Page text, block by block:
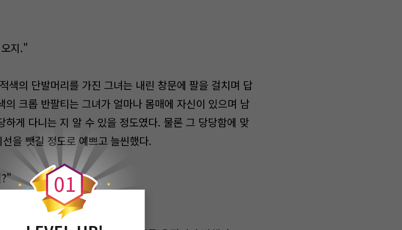
지."
색의 단발머리를 가진 그녀는 내린 창문에 팔을 걸치며 답
의 크롭 반팔티는 그녀가 얼마나 몸매에 자신이 있으며 남
하게 다니는 지 알 수 있을 정도였다. 물론 그 당당함에 맞
을 뺏길 정도로 예쁘고 늘씬했다.
0
0
1